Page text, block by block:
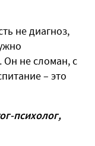
не диагноз,
Он не сломан, с
– это
психолог,